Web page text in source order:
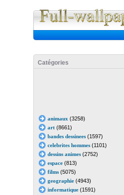
Catégories
animaux (3258)
art(8661)
bandes dessinees(1597)
celebrites hommes(1101)
dessins animes(2752)
espace(813)
films(5075)
geographie(4943)
informatique(1591)